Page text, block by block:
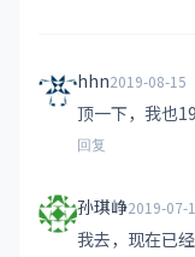
hhn2019-08-15
顶一下，我也
回复
孙琪峥2019-07-
我去，现在已